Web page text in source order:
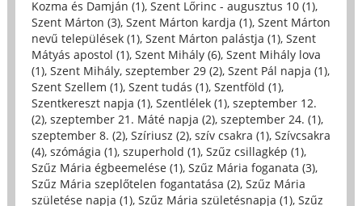
Kozma és Damján (1), Szent Lőrinc - augusztus 10 (1),
Szent Márton (3), Szent Márton kardja (1), Szent Márton
nevű települések (1), Szent Márton palástja (1), Szent
Mátyás apostol (1), Szent Mihály (6), Szent Mihály lova
(1), Szent Mihály, szeptember 29 (2), Szent Pál napja (1),
Szent Szellem (1), Szent tudás (1), Szentföld (1),
Szentkereszt napja (1), Szentlélek (1), szeptember 12.
(2), szeptember 21. Máté napja (2), szeptember 24. (1),
szeptember 8. (2), Szíriusz (2), szív csakra (1), Szívcsakra
(4), szómágia (1), szuperhold (1), Szűz csillagkép (1),
Szűz Mária égbeemelése (1), Szűz Mária foganata (3),
Szűz Mária szeplőtelen fogantatása (2), Szűz Mária
születése napja (1), Szűz Mária születésnapja (1), Szűz